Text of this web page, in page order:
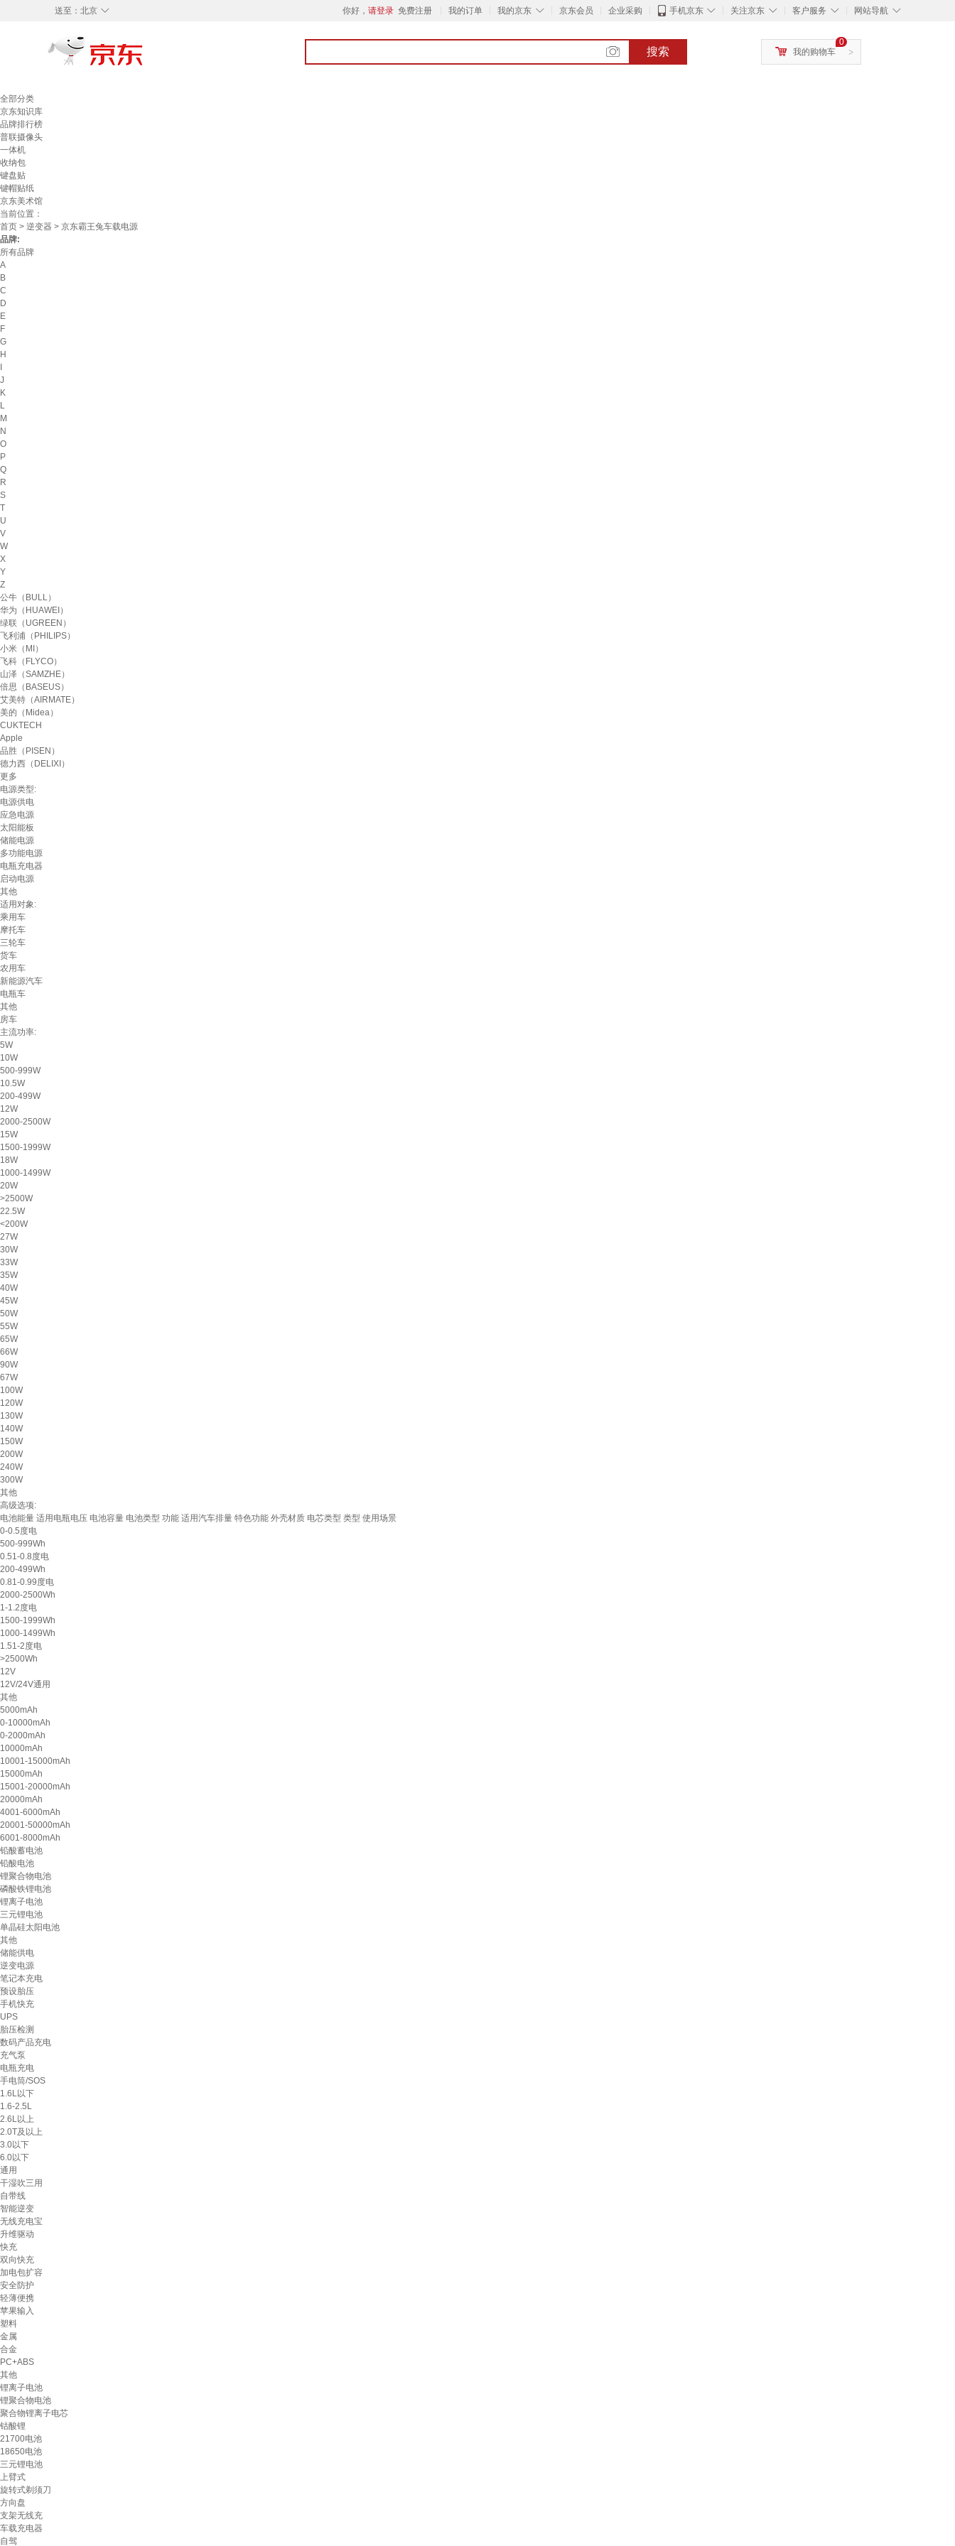
◇
送至： 北京 你好， 请登录 免费注册 我的订单 ◇
我的京东 京东会员 企业采购 ◇
手机京东 ◇
关注京东 ◇
客户服务 ◇
网站导航
搜索 >
0
我的购物车
全部分类
京东知识库
品牌排行榜
普联摄像头
一体机
收纳包
键盘贴
键帽贴纸
京东美术馆
当前位置：
首页 > 逆变器 > 京东霸王兔车载电源
品牌:
所有品牌
A
B
C
D
E
F
G
H
J
K
L
M
N
O
P
Q
R
S
T
U
V
W
X
Y
Z
公牛（BULL）
华为（HUAWEI）
绿联（UGREEN）
飞利浦（PHILIPS）
小米（MI）
飞科（FLYCO）
山泽（SAMZHE）
倍思（BASEUS）
艾美特（AIRMATE）
美的（Midea）
CUKTECH
Apple
品胜（PISEN）
德力西（DELIXI）
更多
电源类型:
电源供电
应急电源
太阳能板
储能电源
多功能电源
电瓶充电器
启动电源
其他
适用对象:
乘用车
摩托车
三轮车
货车
农用车
新能源汽车
电瓶车
其他
房车
主流功率:
5W
10W
500-999W
10.5W
200-499W
12W
2000-2500W
15W
1500-1999W
18W
1000-1499W
20W
>2500W
22.5W
<200W
27W
30W
33W
35W
40W
45W
50W
55W
65W
66W
90W
67W
100W
120W
130W
140W
150W
200W
240W
300W
其他
高级选项:
电池能量 适用电瓶电压 电池容量 电池类型 功能 适用汽车排量 特色功能 外壳材质 电芯类型 类型 使用场景
0-0.5度电
500-999Wh
0.51-0.8度电
200-499Wh
0.81-0.99度电
2000-2500Wh
1-1.2度电
1500-1999Wh
1000-1499Wh
1.51-2度电
>2500Wh
12V
12V/24V通用
其他
5000mAh
0-10000mAh
0-2000mAh
10000mAh
10001-15000mAh
15000mAh
15001-20000mAh
20000mAh
4001-6000mAh
20001-50000mAh
6001-8000mAh
铅酸蓄电池
铅酸电池
锂聚合物电池
磷酸铁锂电池
锂离子电池
三元锂电池
单晶硅太阳电池
其他
储能供电
逆变电源
笔记本充电
预设胎压
手机快充
UPS
胎压检测
数码产品充电
充气泵
电瓶充电
手电筒/SOS
1.6L以下
1.6-2.5L
2.6L以上
2.0T及以上
3.0以下
6.0以下
通用
干湿吹三用
自带线
智能逆变
无线充电宝
升维驱动
快充
双向快充
加电包扩容
安全防护
轻薄便携
苹果输入
塑料
金属
合金
PC+ABS
其他
锂离子电池
锂聚合物电池
聚合物锂离子电芯
钴酸锂
21700电池
18650电池
三元锂电池
上臂式
旋转式剃须刀
方向盘
支架无线充
车载充电器
自驾